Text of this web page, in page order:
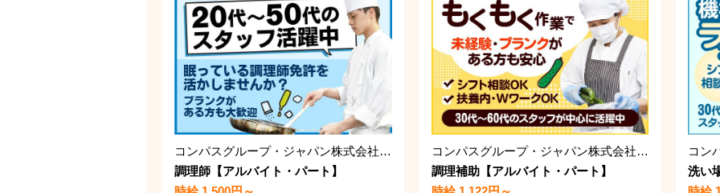
コンパスグループ・ジャパン株式会社 39415_p
調理師【アルバイト・パート】
コンパスグループ・ジャパン株式会社 21759_p
調理補助【アルバイト・パート】
洗い